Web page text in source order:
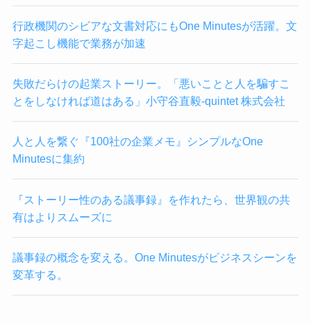
行政機関のシビアな文書対応にもOne Minutesが活躍。文
字起こし機能で業務が加速
失敗だらけの起業ストーリー。「悪いことと人を騙すこ
とをしなければ道はある」小守谷直毅-quintet 株式会社
人と人を繋ぐ『100社の企業メモ』シンプルなOne
Minutesに集約
『ストーリー性のある議事録』を作れたら、世界観の共
有はよりスムーズに
議事録の概念を変える。One Minutesがビジネスシーンを
変革する。